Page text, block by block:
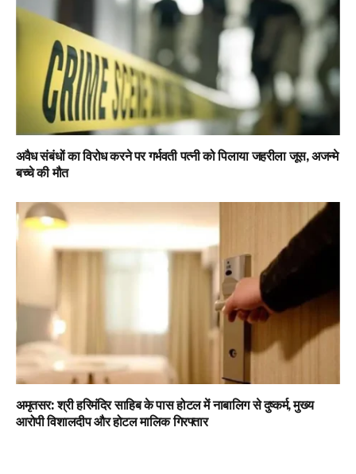
अवैध संबंधों का विरोध करने पर गर्भवती पत्नी को पिलाया जहरीला जूस, अजन्मे
बच्चे की मौत
अमृतसर: श्री हरिमंदिर साहिब के पास होटल में नाबालिग से दुष्कर्म, मुख्य
आरोपी विशालदीप और होटल मालिक गिरफ्तार